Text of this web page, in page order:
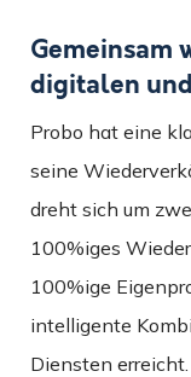
Gemeinsam
digitalen
Probo hat eine
seine
dreht sich um
100%iges
100%ige
intelligente
Diensten